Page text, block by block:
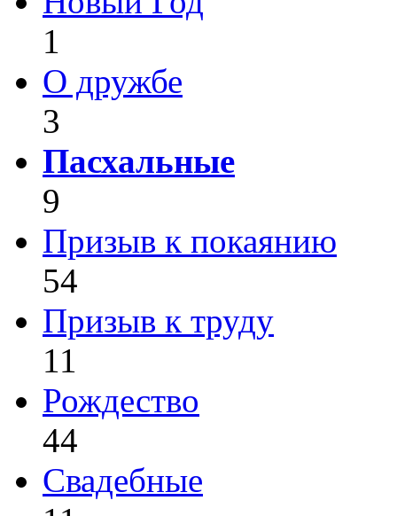
1
О дружбе
3
Пасхальные
9
Призыв к покаянию
54
Призыв к труду
11
Рождество
44
Свадебные